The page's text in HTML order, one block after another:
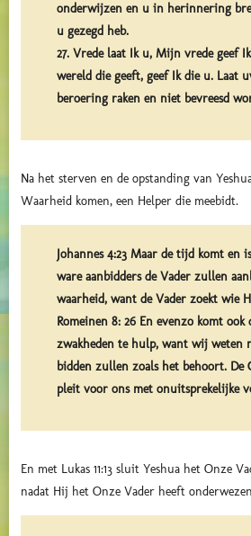
onderwijzen en u in herinnering
u gezegd heb.
27. Vrede laat Ik u, Mijn vrede geef
wereld die geeft, geef Ik die u. Laat
beroering raken en niet bevreesd
Na het sterven en de opstanding van
Waarheid komen, een Helper die meebidt.
Johannes 4:23 Maar de tijd komt en
ware aanbidders de Vader zullen
waarheid, want de Vader zoekt wie
Romeinen 8: 26 En evenzo komt ook
zwakheden te hulp, want wij weten
bidden zullen zoals het behoort. De
pleit voor ons met onuitsprekelijke
En met Lukas 11:13 sluit Yeshua het Onze
nadat Hij het Onze Vader heeft